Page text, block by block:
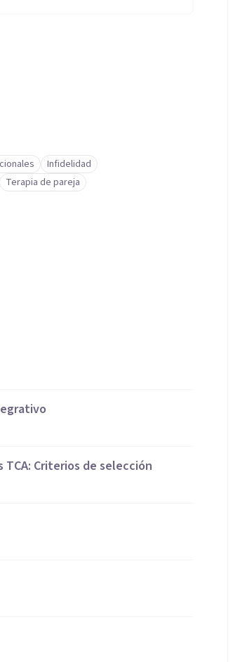
Infidelidad
Terapia de pareja
Criterios de selección